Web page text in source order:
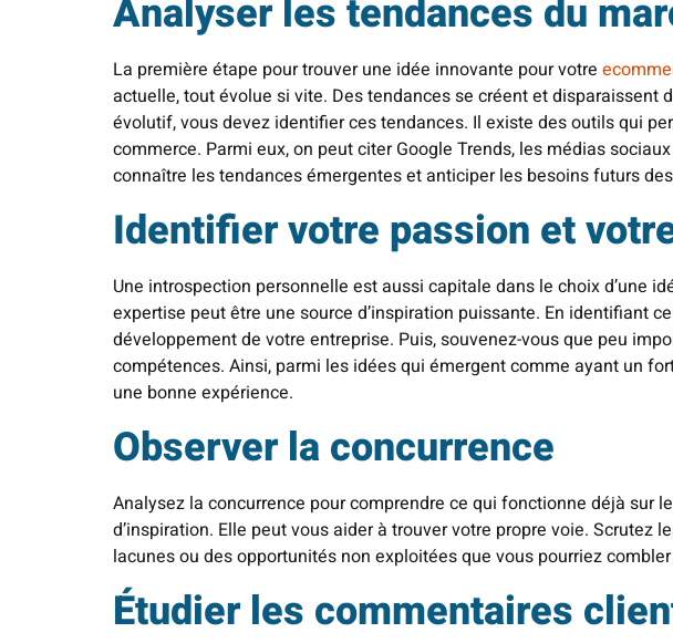
Analyser les tendances du
La première étape pour trouver une idée innovante pour votre
actuelle, tout évolue si vite. Des tendances se créent et
évolutif, vous devez identifier ces tendances. Il existe des outils qui
commerce. Parmi eux, on peut citer Google Trends, les médias
connaître les tendances émergentes et anticiper les besoins futurs
Identifier votre passion et
Une introspection personnelle est aussi capitale dans le choix d’une
expertise peut être une source d’inspiration puissante. En identifiant
développement de votre entreprise. Puis, souvenez-vous que peu
compétences. Ainsi, parmi les idées qui émergent comme ayant un
une bonne expérience.
Observer la concurrence
Analysez la concurrence pour comprendre ce qui fonctionne déjà sur
d’inspiration. Elle peut vous aider à trouver votre propre voie.
lacunes ou des opportunités non exploitées que vous pourriez combler
Étudier les commentaires